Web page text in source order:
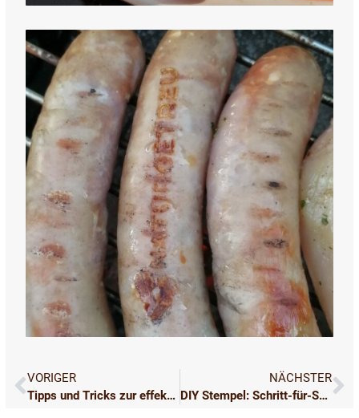
Zurück
VORIGER
Tipps und Tricks zur effektiven Reinigung deiner Brennplatte
NÄCHSTER
DIY Stempel: Schritt-für-Schritt-Anleitung